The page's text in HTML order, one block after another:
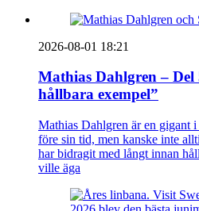
2026-08-01 18:21
Mathias Dahlgren – Del
hållbara exempel”
Mathias Dahlgren är en gigant
före sin tid, men kanske inte
har bidragit med långt innan
ville äga